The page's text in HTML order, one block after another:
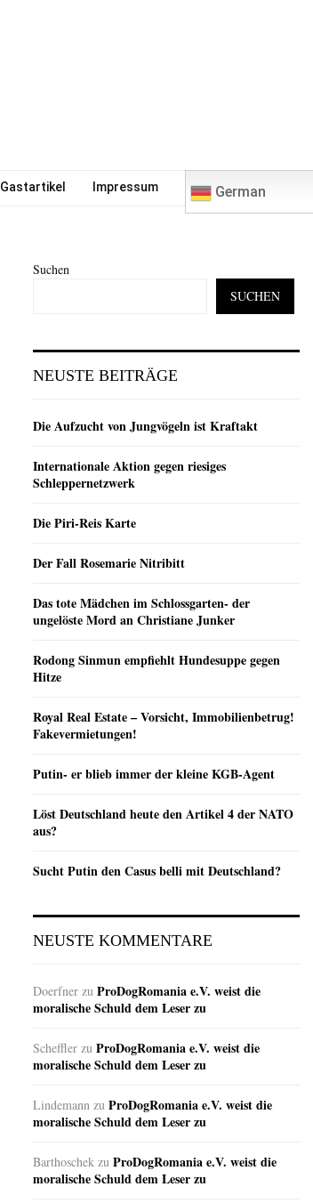
Gastartikel Impressum German
Suchen
SUCHEN
NEUSTE BEITRÄGE
Die Aufzucht von Jungvögeln ist Kraftakt
Internationale Aktion gegen riesiges
Schleppernetzwerk
Die Piri-Reis Karte
Der Fall Rosemarie Nitribitt
Das tote Mädchen im Schlossgarten- der
ungelöste Mord an Christiane Junker
Rodong Sinmun empfiehlt Hundesuppe gegen
Hitze
Royal Real Estate – Vorsicht, Immobilienbetrug!
Fakevermietungen!
Putin- er blieb immer der kleine KGB-Agent
Löst Deutschland heute den Artikel 4 der NATO
aus?
Sucht Putin den Casus belli mit Deutschland?
NEUSTE KOMMENTARE
Doerfner zu ProDogRomania e.V. weist die
moralische Schuld dem Leser zu
Scheffler zu ProDogRomania e.V. weist die
moralische Schuld dem Leser zu
Lindemann zu ProDogRomania e.V. weist die
moralische Schuld dem Leser zu
Barthoschek zu ProDogRomania e.V. weist die
moralische Schuld dem Leser zu